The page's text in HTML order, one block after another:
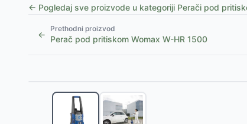
← Pogledaj sve proizvode u kategoriji Perači pod
←
Prethodni proizvod
Perač pod pritiskom Womax W-HR 1500
Aparat za pranje vodom pod visokim pritiskom
NEXSAS Aparat za pranje vodom pod pritiskom